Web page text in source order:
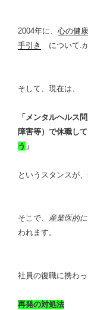
2004年に、 心の健
手引き
について.
そして、現在は、
「メンタルヘルス
障害等）で休職し
う 」
というスタンスが
そこで、 産業医的
われます。
社員の復職に携わ
再発の対処法